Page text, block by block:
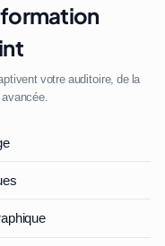
votre auditoire, de la